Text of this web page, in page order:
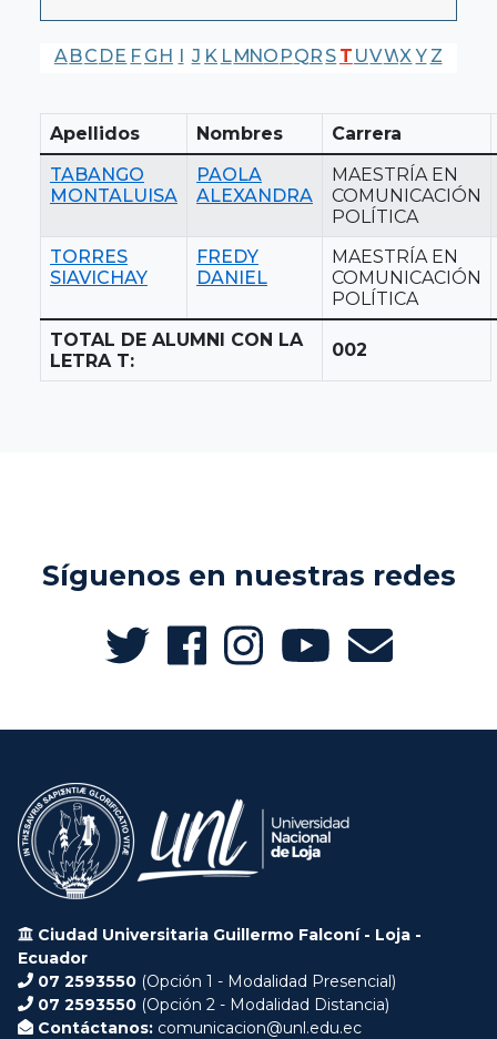
A BC DE F G H I J K LMNO PQR S T UVWX Y Z
Apellidos Nombres
Carrera
TABANGO
MONTALUISA
PAOLA
ALEXANDRA
MAESTRÍA EN
COMUNICACIÓN
POLÍTICA
TORRES
SIAVICHAY
FREDY
DANIEL
MAESTRÍA EN
COMUNICACIÓN
POLÍTICA
TOTAL DE ALUMNI CON LA
LETRA T:
002
Síguenos en nuestras redes
Ciudad Universitaria Guillermo Falconí - Loja -
Ecuador
07 2593550 (Opción 1 - Modalidad Presencial)
07 2593550 (Opción 2 - Modalidad Distancia)
Contáctanos: comunicacion@unl.edu.ec